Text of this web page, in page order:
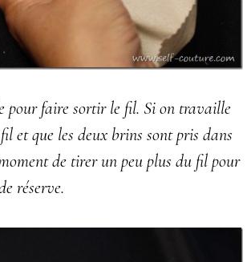
pour faire sortir le fil. Si on travaille
et que les deux brins sont pris dans
de tirer un peu plus du fil pour
réserve.